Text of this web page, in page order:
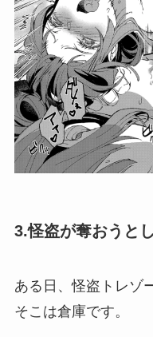
3.怪盗が奪おうと
ある日、怪盗トレゾ
そこは倉庫です。